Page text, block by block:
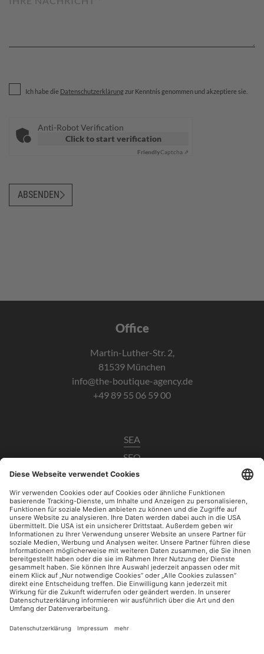
Ich habe die Datenschutzerklärungzur Kenntnis genommen und akzeptiere sie.
Anti-Robot Verification
Click to start verification
FriendlyCaptcha ⇗
ABSENDEN
Office
Martin-Luther-Str. 2,
81539 München
info@the-boutique-agency.de
+49 89 55 06 59 00
SEA
SEO
Data Analytics
UX / CRO
Paid Social